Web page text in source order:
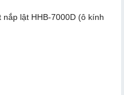
nắp lật HHB-7000D (ô kính